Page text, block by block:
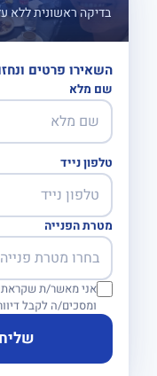
בדיקה ראשונית ללא
השאירו פרטים
שם מלא
טלפון נייד
מטרת הפנייה
אני מאשר/ת
ומסכים/ה לקבל